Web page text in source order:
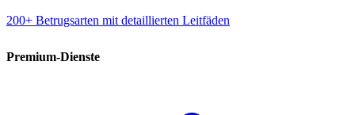
200+ Betrugsarten mit detaillierten Leitfäden
Premium-Dienste